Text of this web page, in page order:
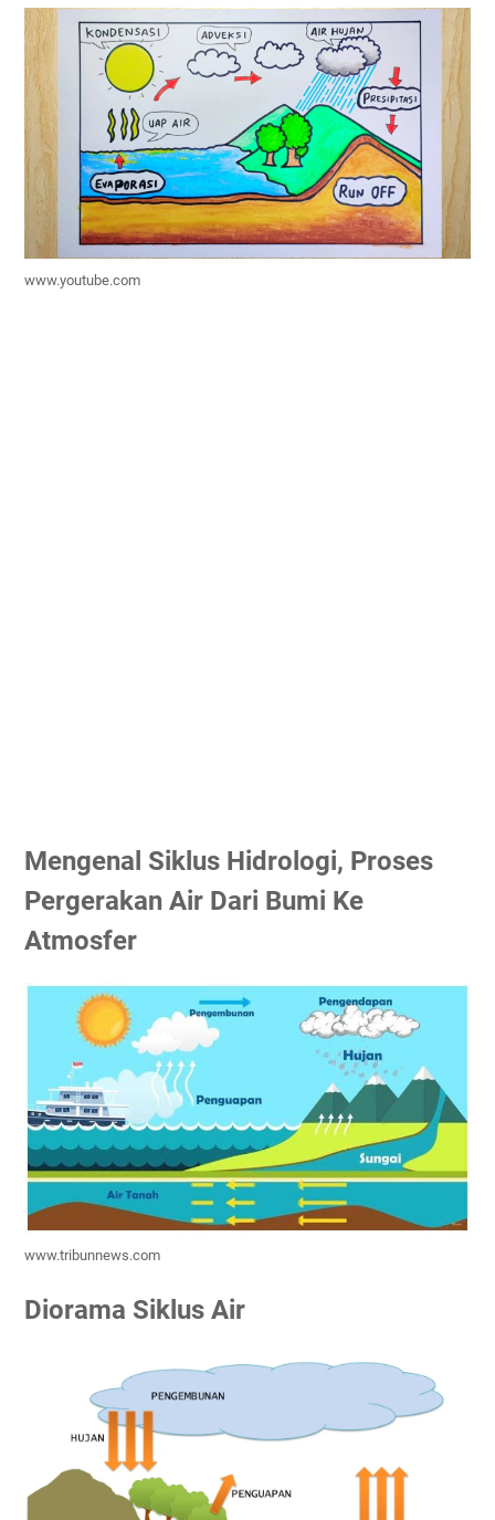
www.youtube.com
Mengenal Siklus Hidrologi, Proses
Pergerakan Air Dari Bumi Ke
Atmosfer
www.tribunnews.com
Diorama Siklus Air